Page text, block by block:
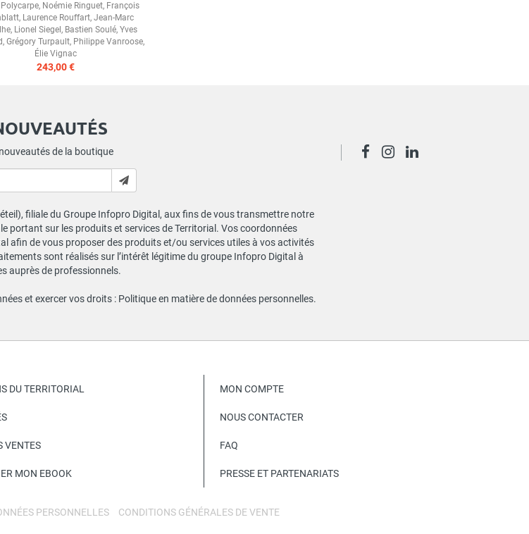
, Noémie Ringuet, François
, Laurence Rouffart, Jean-Marc
, Lionel Siegel , Bastien Soulé, Yves
, Grégory Turpault, Philippe Vanroose,
Élie Vignac
243,00 €
de la boutique
filiale du Groupe Infopro Digital, aux fins de vous transmettre notre
portant sur les produits et services de Territorial. Vos coordonnées
afin de vous proposer des produits et/ou services utiles à vos activités
sont réalisés sur l’intérêt légitime du groupe Infopro Digital à
auprès de professionnels.
et exercer vos droits : Politique en matière de données personnelles.
DU TERRITORIAL
VENTES
MON EBOOK
MON COMPTE
NOUS CONTACTER
FAQ
PRESSE ET PARTENARIATS
PERSONNELLES CONDITIONS GÉNÉRALES DE VENTE